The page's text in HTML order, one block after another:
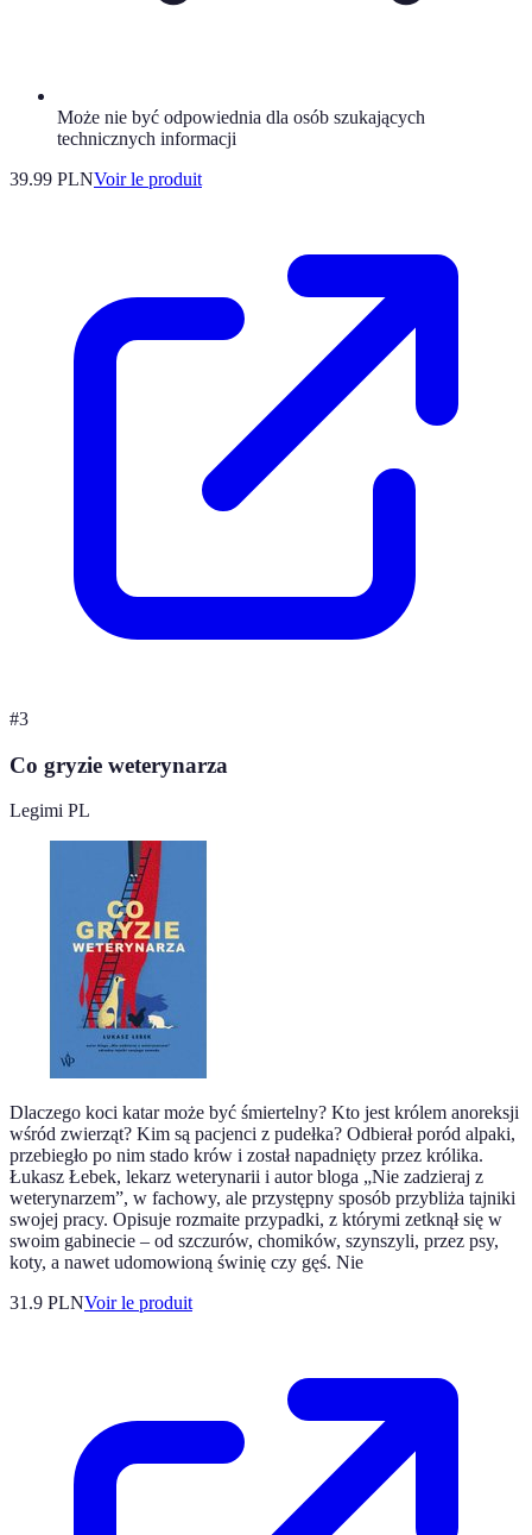
Może nie być odpowiednia dla osób szukających
technicznych informacji
39.99 PLNVoir le produit
#3
Co gryzie weterynarza
Legimi PL
Dlaczego koci katar może być śmiertelny? Kto jest królem anoreksji
wśród zwierząt? Kim są pacjenci z pudełka? Odbierał poród alpaki,
przebiegło po nim stado krów i został napadnięty przez królika.
Łukasz Łebek, lekarz weterynarii i autor bloga „Nie zadzieraj z
weterynarzem”, w fachowy, ale przystępny sposób przybliża tajniki
swojej pracy. Opisuje rozmaite przypadki, z którymi zetknął się w
swoim gabinecie – od szczurów, chomików, szynszyli, przez psy,
koty, a nawet udomowioną świnię czy gęś. Nie
31.9 PLNVoir le produit